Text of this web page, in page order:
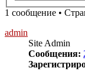
1 сообщение •
admin
Site Admin
Сообщения: